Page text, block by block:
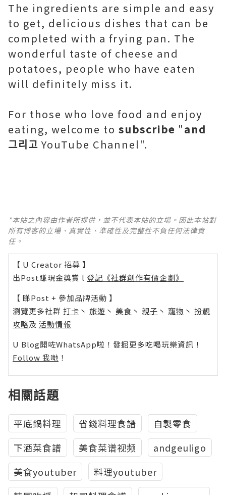
The ingredients are simple and easy
to get, delicious dishes that can be
completed with a frying pan. The
wonderful taste of cheese and
potatoes, people who have eaten
will definitely miss it.
For those who love food and enjoy
eating, welcome to subscribe "and
그리고 YouTube Channel".
*本站之內容由作者所提供，並不代表本站的立場。因此本站對
所有博客的立場、真實性、準確性及完整性不負任何法律責
任。
【 U Creator 招募 】
出Post賺現金獎賞 l 登記《社群創作有價企劃》
【 睇Post + 參加品牌活動 】
瀏覽更多社群 打卡 丶 旅遊 丶 美食 丶 親子 丶 寵物 丶 扮靚
攻略及 活動情報
U Blog開咗WhatsApp啦！發掘更多吃喝玩樂資訊！
Follow 我哋 ！
相關話題
平底鍋料理 省錢料理食譜
自製零食
下酒菜食譜
美食菜谱视频
andgeuligo
美食youtuber
料理youtuber